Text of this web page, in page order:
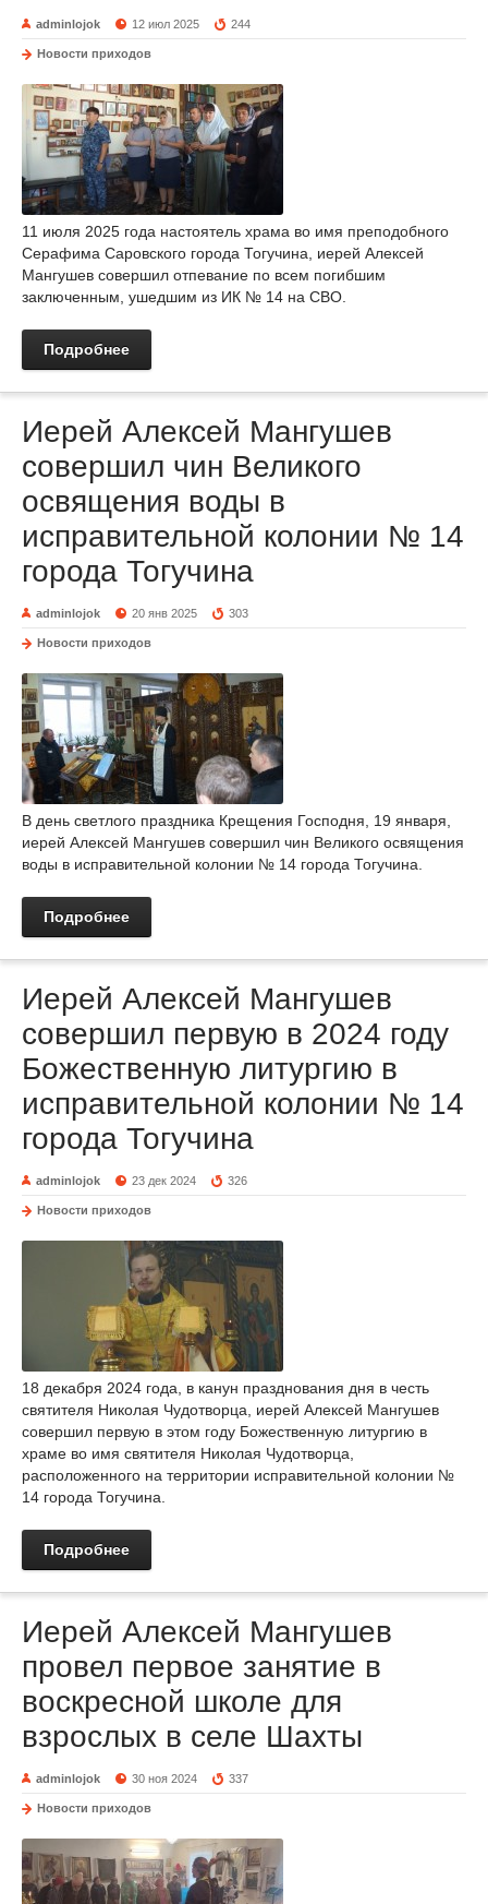
adminlojok 12 июл 2025 244
Новости приходов
11 июля 2025 года настоятель храма во имя преподобного
Серафима Саровского города Тогучина, иерей Алексей
Мангушев совершил отпевание по всем погибшим
заключенным, ушедшим из ИК № 14 на СВО.
Подробнее
Иерей Алексей Мангушев
совершил чин Великого
освящения воды в
исправительной колонии № 14
города Тогучина
adminlojok 20 янв 2025 303
Новости приходов
В день светлого праздника Крещения Господня, 19 января,
иерей Алексей Мангушев совершил чин Великого освящения
воды в исправительной колонии № 14 города Тогучина.
Подробнее
Иерей Алексей Мангушев
совершил первую в 2024 году
Божественную литургию в
исправительной колонии № 14
города Тогучина
adminlojok 23 дек 2024 326
Новости приходов
18 декабря 2024 года, в канун празднования дня в честь
святителя Николая Чудотворца, иерей Алексей Мангушев
совершил первую в этом году Божественную литургию в
храме во имя святителя Николая Чудотворца,
расположенного на территории исправительной колонии №
14 города Тогучина.
Подробнее
Иерей Алексей Мангушев
провел первое занятие в
воскресной школе для
взрослых в селе Шахты
adminlojok 30 ноя 2024 337
Новости приходов